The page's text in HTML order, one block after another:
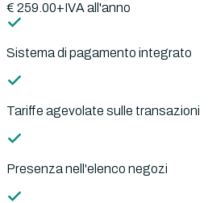
€ 259.00+IVA all'anno
Sistema di pagamento integrato
Tariffe agevolate sulle transazioni
Presenza nell'elenco negozi